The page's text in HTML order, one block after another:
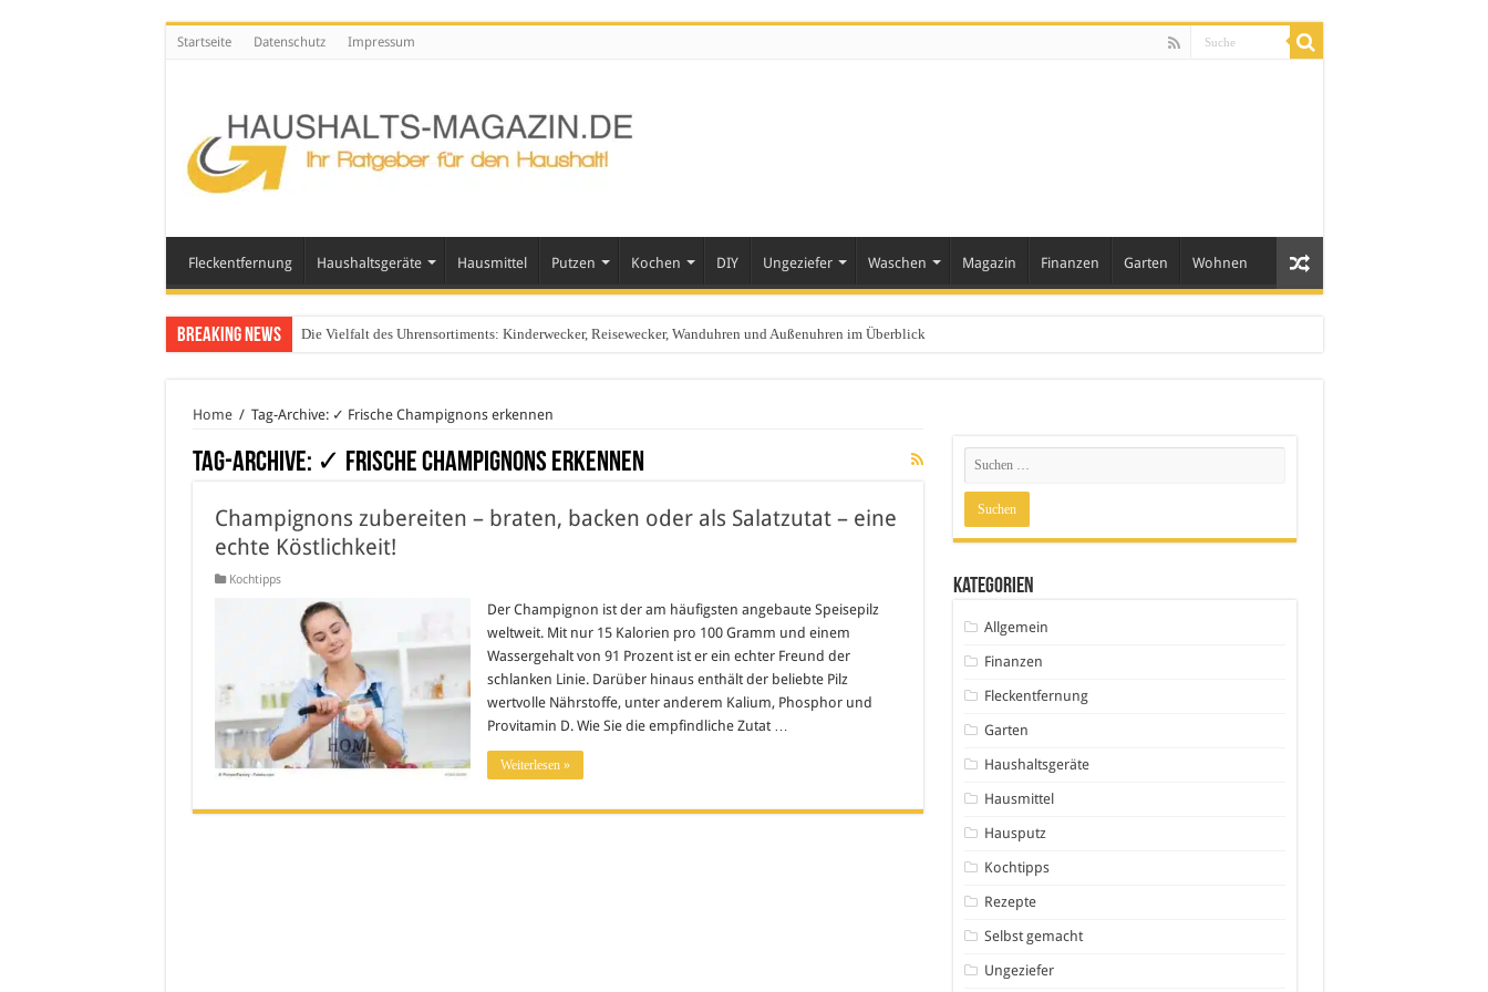
Startseite Datenschutz Impressum
Fleckentfernung Haushaltsgeräte Hausmittel Putzen Kochen DIY Ungeziefer Waschen Magazin Finanzen Garten Wohnen
Breaking News Die Vielfalt des Uhrensortiments: Kinderwecker, Reisewecker, Wanduhren und Außenuhren im Überblick
Home / Tag-Archive: ✓ Frische Champignons erkennen
Tag-Archive: ✓ Frische Champignons erkennen
Champignons zubereiten – braten, backen oder als Salatzutat – eine
echte Köstlichkeit!
Kochtipps
Der Champignon ist der am häufigsten angebaute Speisepilz
weltweit. Mit nur 15 Kalorien pro 100 Gramm und einem
Wassergehalt von 91 Prozent ist er ein echter Freund der
schlanken Linie. Darüber hinaus enthält der beliebte Pilz
wertvolle Nährstoffe, unter anderem Kalium, Phosphor und
Provitamin D. Wie Sie die empfindliche Zutat …
Weiterlesen »
Kategorien
Allgemein
Finanzen
Fleckentfernung
Garten
Haushaltsgeräte
Hausmittel
Hausputz
Kochtipps
Rezepte
Selbst gemacht
Ungeziefer